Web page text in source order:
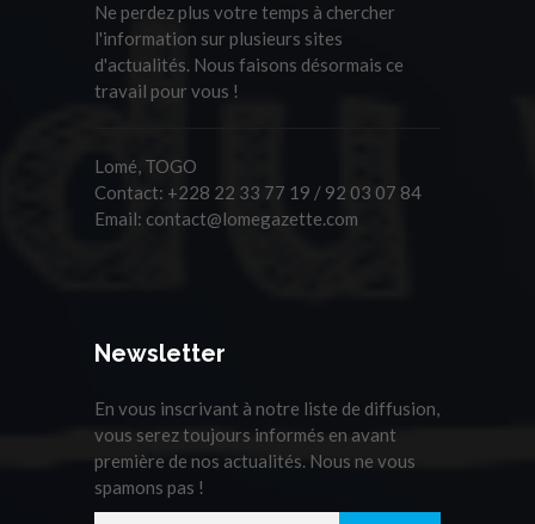
Ne perdez plus votre temps à chercher
l'information sur plusieurs sites
d'actualités. Nous faisons désormais ce
travail pour vous !
Lomé, TOGO
Contact: +228 22 33 77 19 / 92 03 07 84
Email: contact@lomegazette.com
Newsletter
En vous inscrivant à notre liste de diffusion,
vous serez toujours informés en avant
première de nos actualités. Nous ne vous
spamons pas !